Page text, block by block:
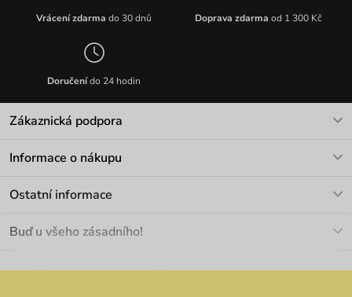
Vrácení zdarma do 30 dnů Doprava zdarma od 1 300 Kč
Doručenído 24 hodin
Zákaznická podpora
Informace o nákupu
Materiály a údržba
Ostatní informace
Velkoobchod
Buď u všeho zásadního!